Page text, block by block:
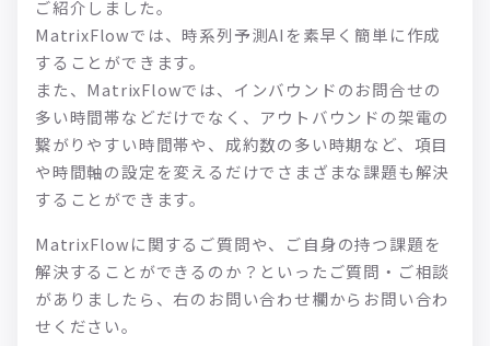
ご紹介しました。
MatrixFlowでは、時系列予測AIを素早く簡単に作成
することができます。
また、MatrixFlowでは、インバウンドのお問合せの
多い時間帯などだけでなく、アウトバウンドの架電の
繋がりやすい時間帯や、成約数の多い時期など、項目
や時間軸の設定を変えるだけでさまざまな課題も解決
することができます。
MatrixFlowに関するご質問や、ご自身の持つ課題を
解決することができるのか？といったご質問・ご相談
がありましたら、右のお問い合わせ欄からお問い合わ
せください。